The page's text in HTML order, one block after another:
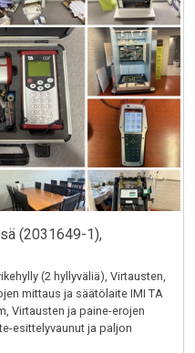
(2031649-1),
(2 hyllyväliä), Virtausten,
mittaus ja säätölaite IMI TA
Virtausten ja paine-erojen
esittelyvaunut ja paljon